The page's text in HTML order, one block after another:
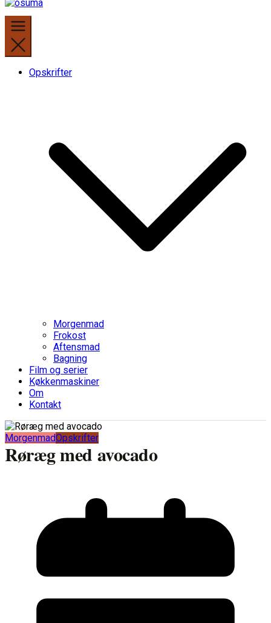
Opskrifter
Morgenmad
Frokost
Aftensmad
Bagning
Film og serier
Køkkenmaskiner
Om
Kontakt
MorgenmadOpskrifter
Røræg med avocado